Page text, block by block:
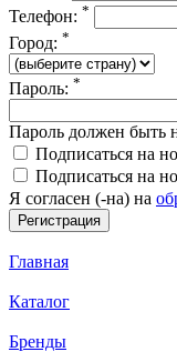
Телефон: *
Город: *
Пароль: *
Пароль должен быть
Подписаться на
Подписаться на
Я согласен (-на) на
Главная
Каталог
Бренды